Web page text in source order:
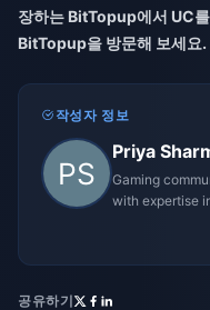
장하는 BitTopup에서 UC
BitTopup을 방문해 보세요.
작성자 정보
Priya
Gaming
with expertise
공유하기